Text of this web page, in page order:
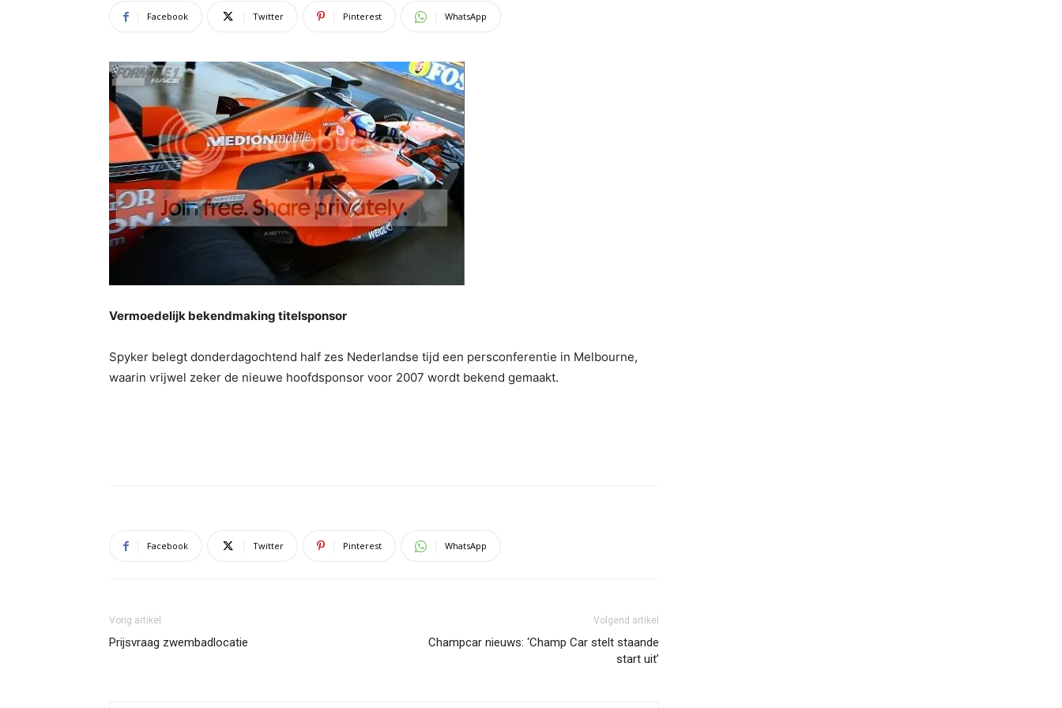
Facebook Twitter Pinterest WhatsApp
Vermoedelijk bekendmaking titelsponsor
Spyker belegt donderdagochtend half zes Nederlandse tijd een persconferentie in Melbourne,
waarin vrijwel zeker de nieuwe hoofdsponsor voor 2007 wordt bekend gemaakt.
Facebook Twitter Pinterest WhatsApp
Vorig artikel
Prijsvraag zwembadlocatie
Volgend artikel
Champcar nieuws: ‘Champ Car stelt staande
start uit’